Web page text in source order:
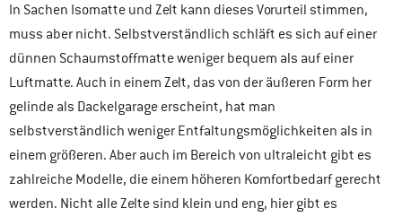
In Sachen Isomatte und Zelt kann dieses Vorurteil stimmen,
muss aber nicht. Selbstverständlich schläft es sich auf einer
dünnen Schaumstoffmatte weniger bequem als auf einer
Luftmatte. Auch in einem Zelt, das von der äußeren Form her
gelinde als Dackelgarage erscheint, hat man
selbstverständlich weniger Entfaltungsmöglichkeiten als in
einem größeren. Aber auch im Bereich von ultraleicht gibt es
zahlreiche Modelle, die einem höheren Komfortbedarf gerecht
werden. Nicht alle Zelte sind klein und eng, hier gibt es